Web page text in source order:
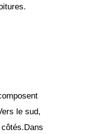
le sud,